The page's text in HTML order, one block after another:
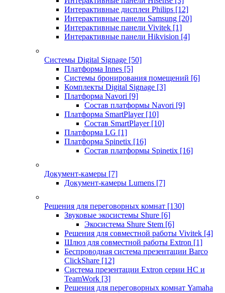
Интерактивные дисплеи Philips [12]
Интерактивные панели Samsung [20]
Интерактивные панели Vivitek [1]
Интерактивные панели Hikvision [4]
Системы Digital Signage [50]
Платформа Innes [5]
Системы бронирования помещений [6]
Комплекты Digital Signage [3]
Платформа Navori [9]
Состав платформы Navori [9]
Платформа SmartPlayer [10]
Состав SmartPlayer [10]
Платформа LG [1]
Платформа Spinetix [16]
Состав платформы Spinetix [16]
Документ-камеры [7]
Документ-камеры Lumens [7]
Решения для переговорных комнат [130]
Звуковые экосистемы Shure [6]
Экосистема Shure Stem [6]
Решения для совместной работы Vivitek [4]
Шлюз для совместной работы Extron [1]
Беспроводная система презентации Barco
ClickShare [12]
Система презентации Extron серии HC и
TeamWork [3]
Решения для переговорных комнат Yamaha